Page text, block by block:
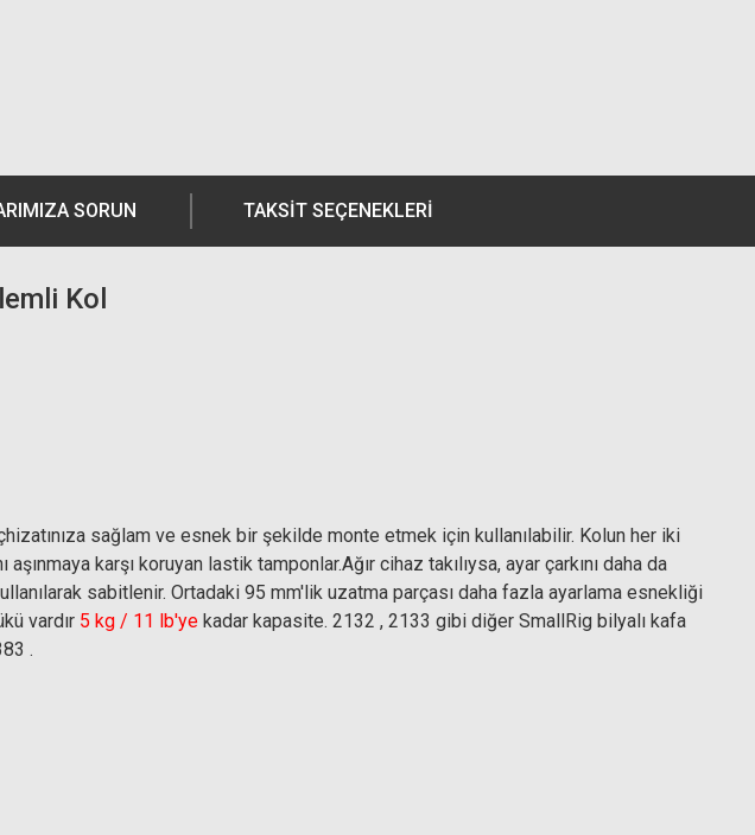
SORUN TAKSIT SEÇENEKLERI
Kol
sağlam ve esnek bir şekilde monte etmek için kullanılabilir. Kolun her iki
karşı koruyan lastik tamponlar.Ağır cihaz takılıysa, ayar çarkını daha da
sabitlenir. Ortadaki 95 mm'lik uzatma parçası daha fazla ayarlama esnekliği
vardır 5 kg / 11 lb'ye kadar kapasite. 2132 , 2133 gibi diğer SmallRig bilyalı kafa
.